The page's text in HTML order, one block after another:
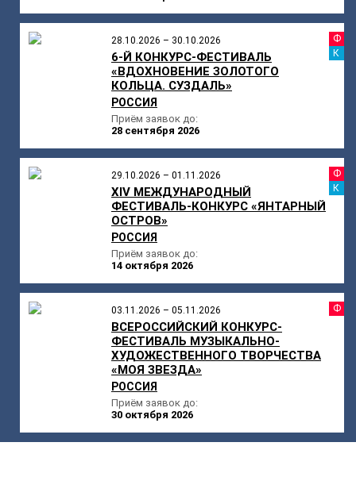
28.10.2026 – 30.10.2026
6-Й КОНКУРС-ФЕСТИВАЛЬ
«ВДОХНОВЕНИЕ ЗОЛОТОГО
КОЛЬЦА. СУЗДАЛЬ»
РОССИЯ
Приём заявок до:
28 сентября 2026
29.10.2026 – 01.11.2026
ХIV МЕЖДУНАРОДНЫЙ
ФЕСТИВАЛЬ-КОНКУРС «ЯНТАРНЫЙ
ОСТРОВ»
РОССИЯ
Приём заявок до:
14 октября 2026
03.11.2026 – 05.11.2026
ВСЕРОССИЙСКИЙ КОНКУРС-
ФЕСТИВАЛЬ МУЗЫКАЛЬНО-
ХУДОЖЕСТВЕННОГО ТВОРЧЕСТВА
«МОЯ ЗВЕЗДА»
РОССИЯ
Приём заявок до:
30 октября 2026